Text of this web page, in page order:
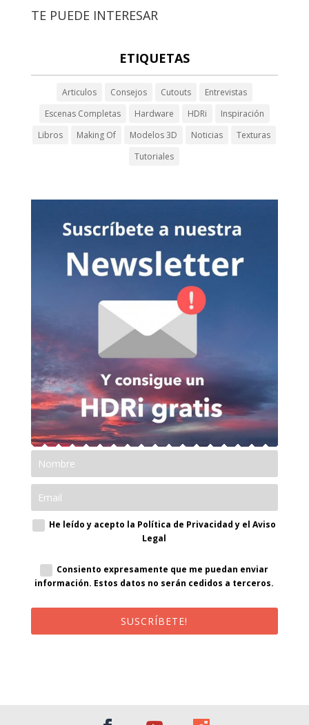
TE PUEDE INTERESAR
ETIQUETAS
Articulos Consejos Cutouts
Entrevistas
Escenas Completas
Hardware HDRi
Inspiración
Libros
Making Of Modelos 3D Noticias
Texturas
Tutoriales
He leído y acepto la Política de Privacidad y el Aviso
Legal
Consiento expresamente que me puedan enviar
información. Estos datos no serán cedidos a terceros.
SUSCRÍBETE!